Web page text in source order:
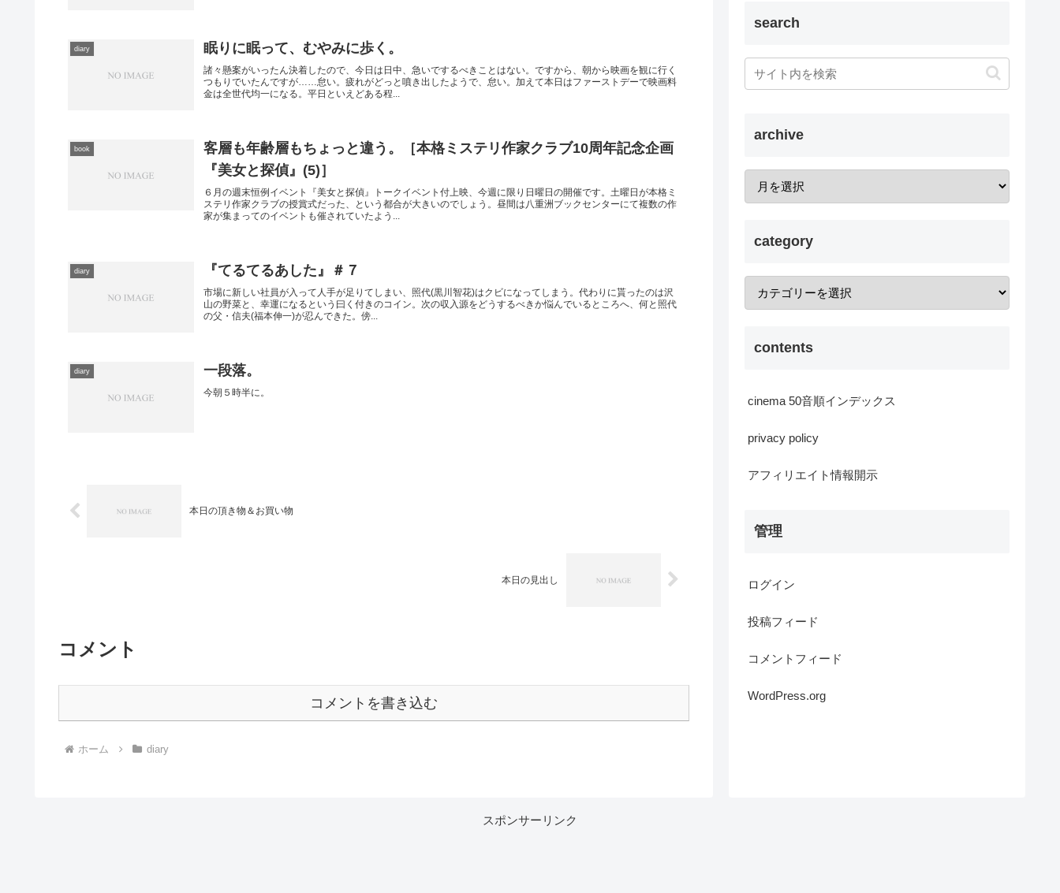
diary 眠りに眠って、むやみに歩く。
諸々懸案がいったん決着したので、今日は日中、急いでするべきことはない。ですから、朝から映画を観に行く
つもりでいたんですが……怠い。疲れがどっと噴き出したようで、怠い。加えて本日はファーストデーで映画料
金は全世代均一になる。平日といえどある程...
book
客層も年齢層もちょっと違う。［本格ミステリ作家クラブ10周年記念企画
『美女と探偵』(5)］
６月の週末恒例イベント『美女と探偵』トークイベント付上映、今週に限り日曜日の開催です。土曜日が本格ミ
ステリ作家クラブの授賞式だった、という都合が大きいのでしょう。昼間は八重洲ブックセンターにて複数の作
家が集まってのイベントも催されていたよう...
diary 『てるてるあした』＃７
市場に新しい社員が入って人手が足りてしまい、照代(黒川智花)はクビになってしまう。代わりに貰ったのは沢
山の野菜と、幸運になるという曰く付きのコイン。次の収入源をどうするべきか悩んでいるところへ、何と照代
の父・信夫(福本伸一)が忍んできた。傍...
diary 一段落。
今朝５時半に。
本日の頂き物＆お買い物
本日の見出し
コメント
コメントを書き込む
ホーム diary
search
archive
category
contents
cinema 50音順インデックス
privacy policy
アフィリエイト情報開示
管理
ログイン
投稿フィード
コメントフィード
WordPress.org
スポンサーリンク